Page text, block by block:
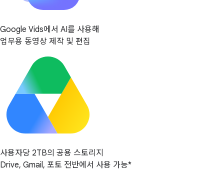
Google Vids에서 AI를 사용해
업무용 동영상 제작 및 편집
사용자당 2TB의 공용 스토리지
Drive, Gmail, 포토 전반에서 사용 가능*